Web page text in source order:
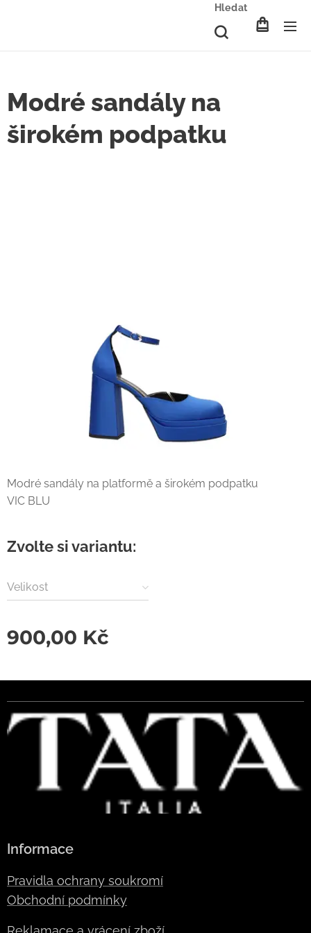
Hledat
Modré sandály na
širokém podpatku
Modré sandály na platformě a širokém podpatku
VIC BLU
Zvolte si variantu:
Velikost
900,00 Kč
Informace
Pravidla ochrany soukromí
Obchodní podmínky